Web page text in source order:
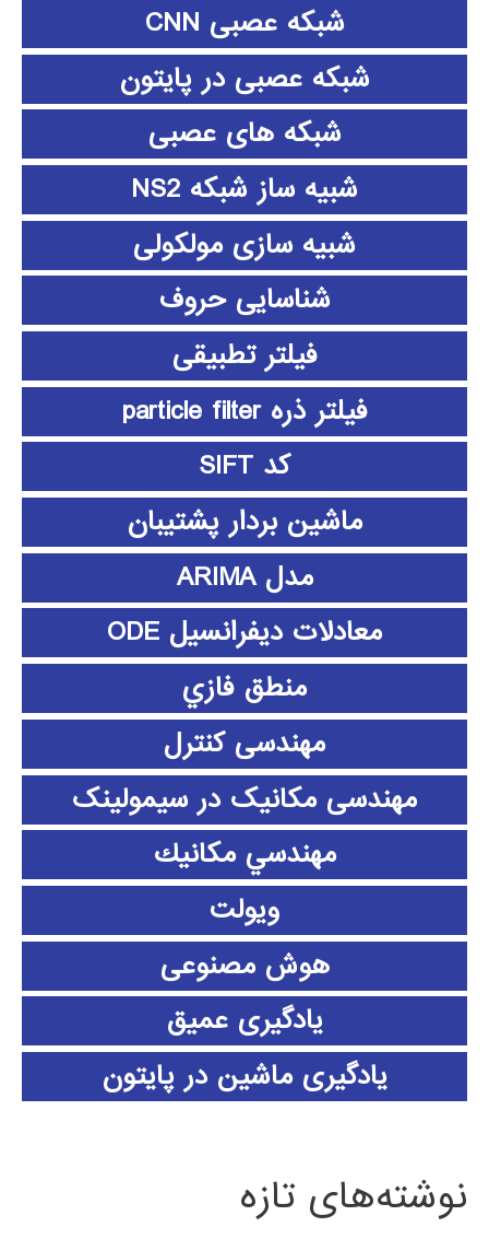
شبکه عصبی CNN
شبکه عصبی در پایتون
شبکه های عصبی
شبیه ساز شبکه NS2
شبیه سازی مولکولی
شناسایی حروف
فیلتر تطبیقی
فیلتر ذره particle filter
کد SIFT
ماشین بردار پشتیبان
مدل ARIMA
معادلات دیفرانسیل ODE
منطق فازي
مهندسی کنترل
مهندسی مکانیک در سیمولینک
مهندسي مكانيك
ویولت
هوش مصنوعی
یادگیری عمیق
یادگیری ماشین در پایتون
نوشته‌های تازه